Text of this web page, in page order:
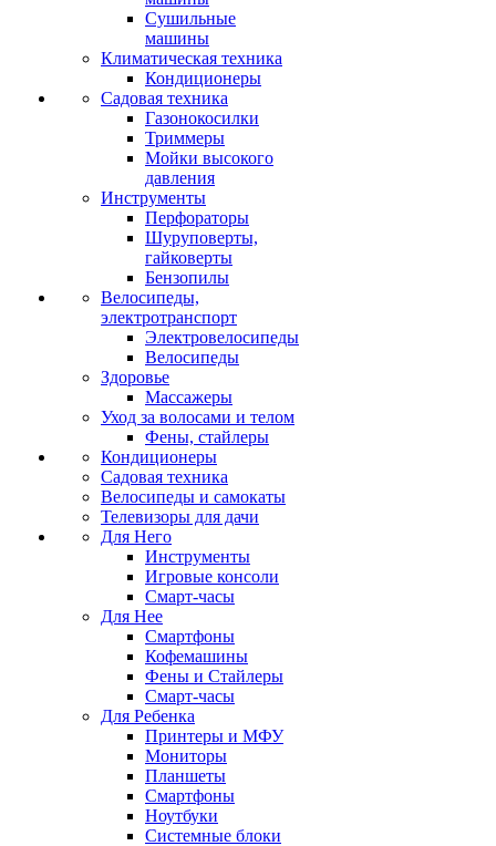
Сушильные
машины
Климатическая техника
Кондиционеры
Садовая техника
Газонокосилки
Триммеры
Мойки высокого
давления
Инструменты
Перфораторы
Шуруповерты,
гайковерты
Бензопилы
Велосипеды,
электротранспорт
Электровелосипеды
Велосипеды
Здоровье
Массажеры
Уход за волосами и телом
Фены, стайлеры
Кондиционеры
Садовая техника
Велосипеды и самокаты
Телевизоры для дачи
Для Него
Инструменты
Игровые консоли
Смарт-часы
Для Нее
Смартфоны
Кофемашины
Фены и Стайлеры
Смарт-часы
Для Ребенка
Принтеры и МФУ
Мониторы
Планшеты
Смартфоны
Ноутбуки
Системные блоки